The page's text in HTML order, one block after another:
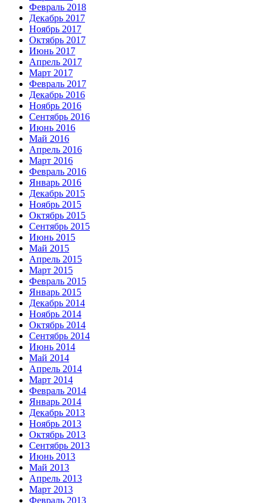
Февраль 2018
Декабрь 2017
Ноябрь 2017
Октябрь 2017
Июнь 2017
Апрель 2017
Март 2017
Февраль 2017
Декабрь 2016
Ноябрь 2016
Сентябрь 2016
Июнь 2016
Май 2016
Апрель 2016
Март 2016
Февраль 2016
Январь 2016
Декабрь 2015
Ноябрь 2015
Октябрь 2015
Сентябрь 2015
Июнь 2015
Май 2015
Апрель 2015
Март 2015
Февраль 2015
Январь 2015
Декабрь 2014
Ноябрь 2014
Октябрь 2014
Сентябрь 2014
Июнь 2014
Май 2014
Апрель 2014
Март 2014
Февраль 2014
Январь 2014
Декабрь 2013
Ноябрь 2013
Октябрь 2013
Сентябрь 2013
Июнь 2013
Май 2013
Апрель 2013
Март 2013
Февраль 2013